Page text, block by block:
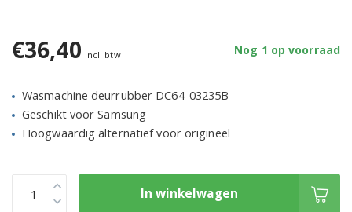
€36,40 Incl. btw Nog 1 op voorraad
Wasmachine deurrubber DC64-03235B
Geschikt voor Samsung
Hoogwaardig alternatief voor origineel
In winkelwagen